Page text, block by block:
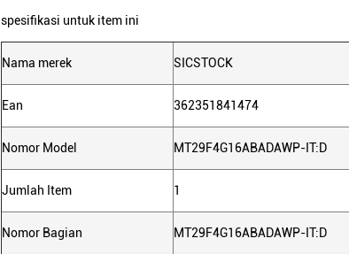
spesifikasi untuk item ini
Nama merek SICSTOCK
Ean 362351841474
Nomor Model MT29F4G16ABADAWP-IT:D
Jumlah Item 1
Nomor Bagian MT29F4G16ABADAWP-IT:D